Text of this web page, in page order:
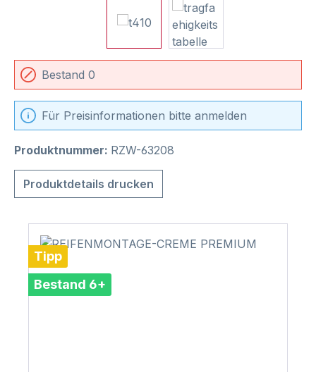
Bestand 0
Für Preisinformationen bitte anmelden
Produktnummer: RZW-63208
Produktdetails drucken
Tipp
Bestand 6+